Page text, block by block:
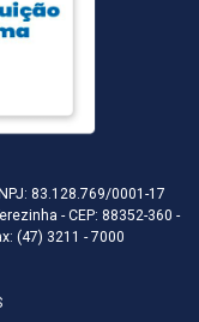
83.128.769/0001-17
- CEP: 88352-360 -
(47) 3211 - 7000